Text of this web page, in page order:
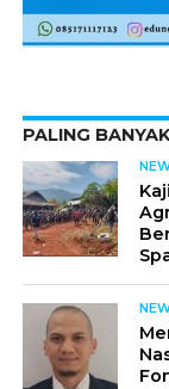
PALING